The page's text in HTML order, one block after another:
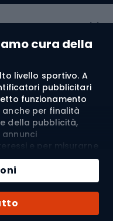
cura della
livello sportivo. A
pubblicitari
funzionamento
anche per finalità
della pubblicità,
e per misurarne
pubblicitari
per attività
personalizzate, a
Se clicchi su
dei tuoi
Sp. z o.o. e